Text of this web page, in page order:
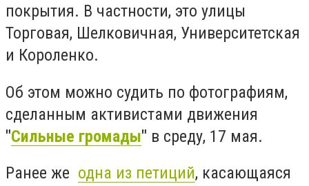
покрытия. В частности, это улицы
Торговая, Шелковичная, Университетская
и Короленко.
Об этом можно судить по фотографиям,
сделанным активистами движения
"Сильные громады" в среду, 17 мая.
Ранее же одна из петиций, касающаяся